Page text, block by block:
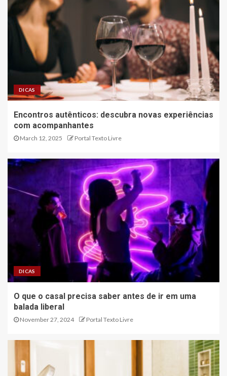
DICAS
Encontros autênticos: descubra novas experiências
com acompanhantes
March 12, 2025 Portal Texto Livre
DICAS
O que o casal precisa saber antes de ir em uma
balada liberal
November 27, 2024 Portal Texto Livre